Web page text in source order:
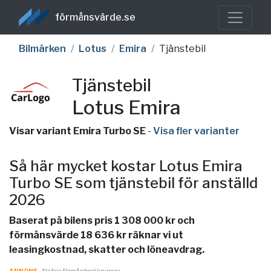
förmånsvärde.se
Bilmärken Lotus Emira Tjänstebil
Tjänstebil
Lotus Emira
Visar variant Emira Turbo SE - Visa fler varianter
Så här mycket kostar Lotus Emira
Turbo SE som tjänstebil för anställd
2026
Baserat på bilens pris 1 308 000 kr och
förmånsvärde 18 636 kr räknar vi ut
leasingkostnad, skatter och löneavdrag.